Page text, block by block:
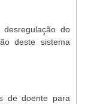
do
deste sistema
de doente para